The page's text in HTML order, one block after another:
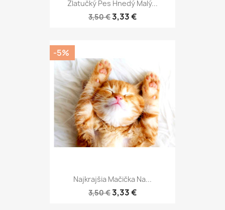
Zlatučký Pes Hnedý Malý...
3,50 €3,33 €
Najkrajšia Mačička Na...
3,50 €3,33 €
-5%